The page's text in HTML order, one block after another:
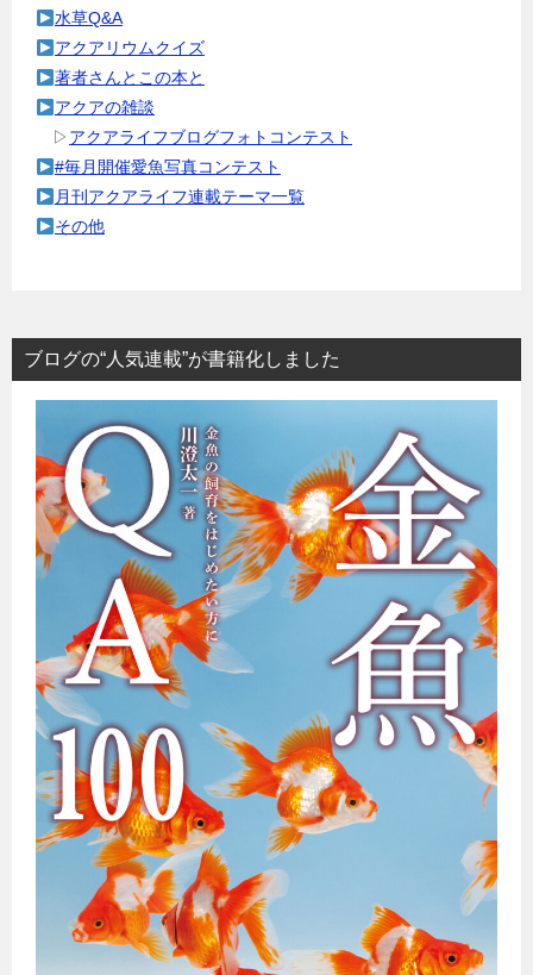
水草Q&A
アクアリウムクイズ
著者さんとこの本と
アクアの雑談
▷ アクアライフブログフォトコンテスト
#毎月開催愛魚写真コンテスト
月刊アクアライフ連載テーマ一覧
その他
ブログの“人気連載”が書籍化しました